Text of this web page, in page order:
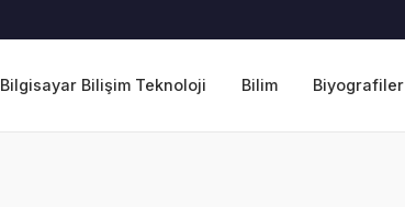
Bilgisayar Bilişim Teknoloji Bilim Biyografiler